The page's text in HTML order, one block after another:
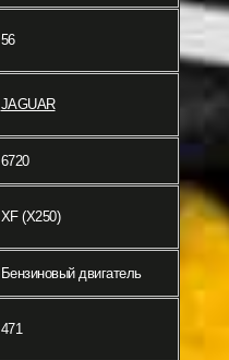
56
JAGUAR
6720
XF (X250)
Бензиновый двигатель
471